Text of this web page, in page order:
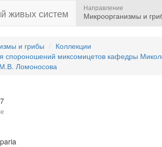
живых систем Направление
Микроорганизмы и
и грибы
Коллекции
спороношений миксомицетов кафедры
Ломоносова